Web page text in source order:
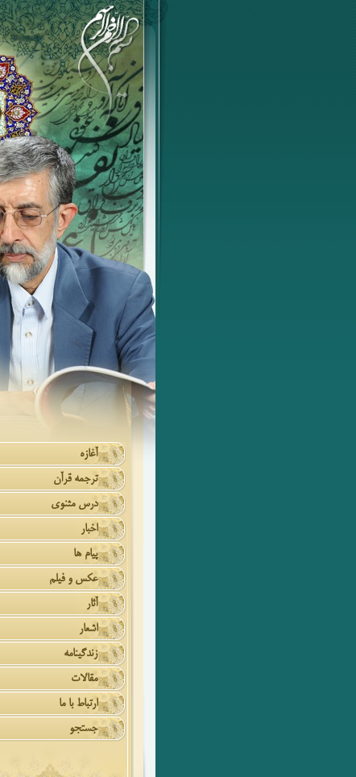
آغازه
ترجمه قرآن
درس مثنوی
اخبار
پیام ها
عکس و فیلم
آثار
اشعار
زندگینامه
مقالات
ارتباط با ما
جستجو